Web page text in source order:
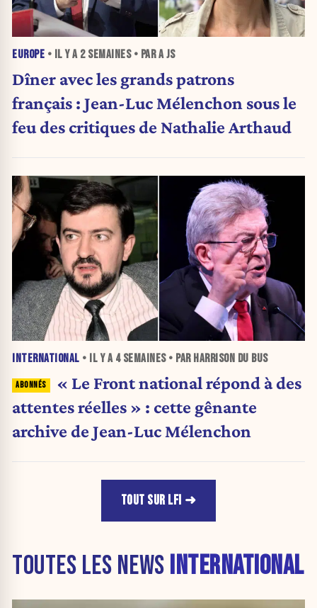
EUROPE • IL Y A 2 SEMAINES• PAR A JS
Dîner avec les grands patrons
français : Jean-Luc Mélenchon sous le
feu des critiques de Nathalie Arthaud
INTERNATIONAL • IL Y A 4 SEMAINES• PAR HARRISON DU BUS
« Le Front national répond à des
attentes réelles » : cette gênante
archive de Jean-Luc Mélenchon
TOUT SUR LFI
TOUTES LES NEWS INTERNATIONAL